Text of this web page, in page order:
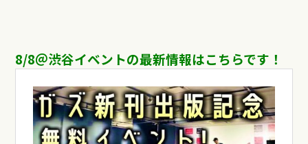
8/8＠渋谷イベントの最新情報はこちらです！